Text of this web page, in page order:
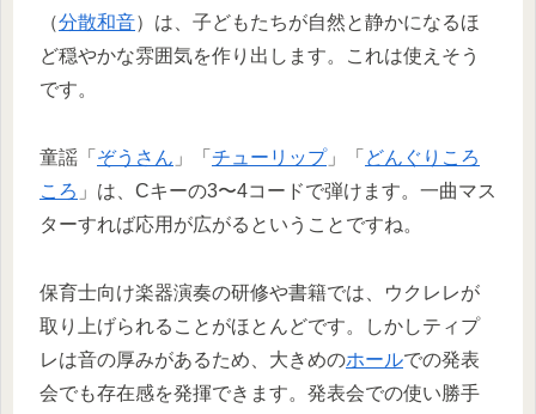
（分散和音）は、子どもたちが自然と静かになるほ
ど穏やかな雰囲気を作り出します。これは使えそう
です。
童謡「 ぞうさん 」「 チューリップ」「 どんぐりころ
ころ 」は、Cキーの3〜4コードで弾けます。一曲マス
ターすれば応用が広がるということですね。
保育士向け楽器演奏の研修や書籍では、ウクレレが
取り上げられることがほとんどです。しかしティプ
レは音の厚みがあるため、大きめのホールでの発表
会でも存在感を発揮できます。発表会での使い勝手